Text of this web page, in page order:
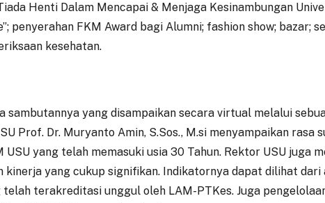
Henti Dalam Mencapai & Menjaga Kesinambungan
penyerahan FKM Award bagi Alumni; fashion show; bazar;
kesehatan.
sambutannya yang disampaikan secara virtual melalui
Prof. Dr. Muryanto Amin, S.Sos., M.si menyampaikan rasa
USU yang telah memasuki usia 30 Tahun. Rektor USU juga
kinerja yang cukup signifikan. Indikatornya dapat dilihat dari
telah terakreditasi unggul oleh LAM-PTKes. Juga